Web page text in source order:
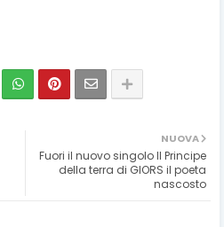
NUOVA
Fuori il nuovo singolo Il Principe
della terra di GIORS il poeta
nascosto